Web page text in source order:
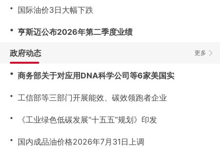
・ 国际油价3日大幅下跌
・ 亨斯迈公布2026年第二季度业绩
更多
政府动态
・ 商务部关于对应用DNA科学公司等6家美国实
・ 工信部等三部门开展能效、碳效领跑者企业
・ 《工业绿色低碳发展“十五五”规划》印发
・ 国内成品油价格2026年7月31日上调